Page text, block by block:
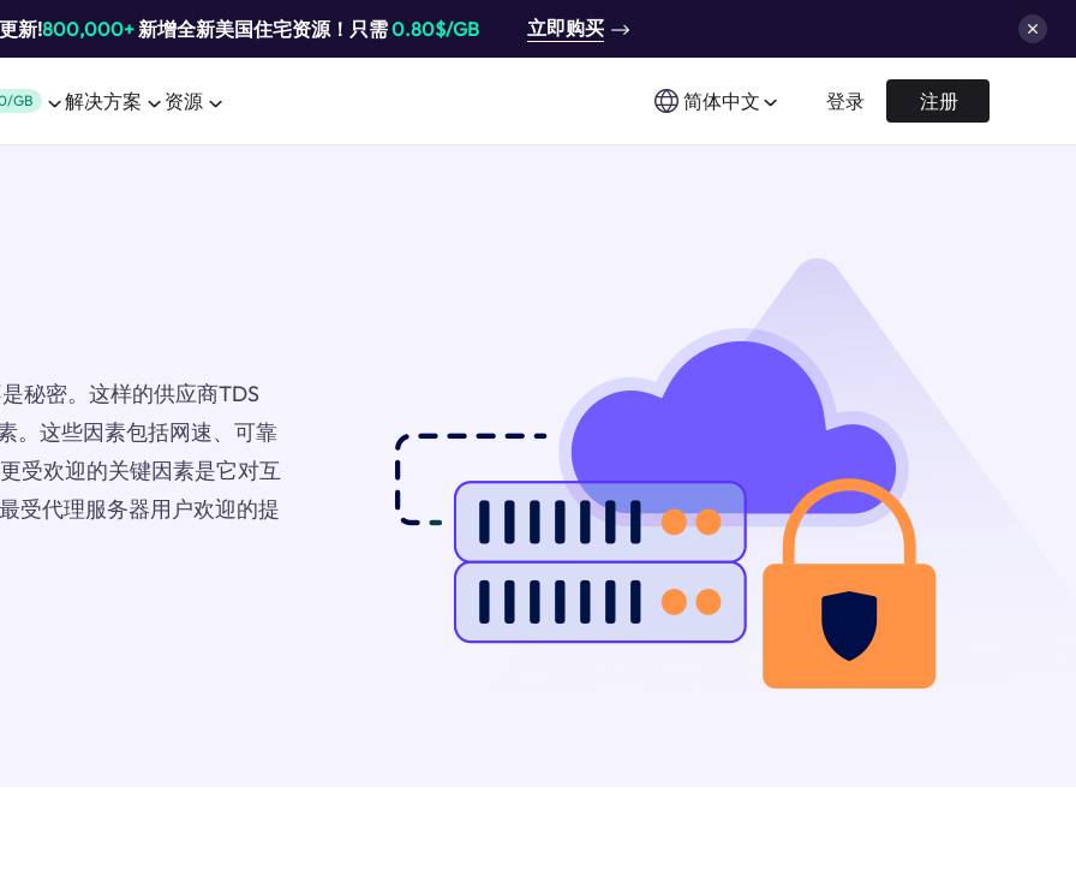
新!800,000+新增全新美国住宅资源！只需0.80$/GB 立即购买
GB 解决方案 资源 简体中文 登录 注册
秘密。这样的供应商TDS
。这些因素包括网速、可靠
受欢迎的关键因素是它对互
受代理服务器用户欢迎的提